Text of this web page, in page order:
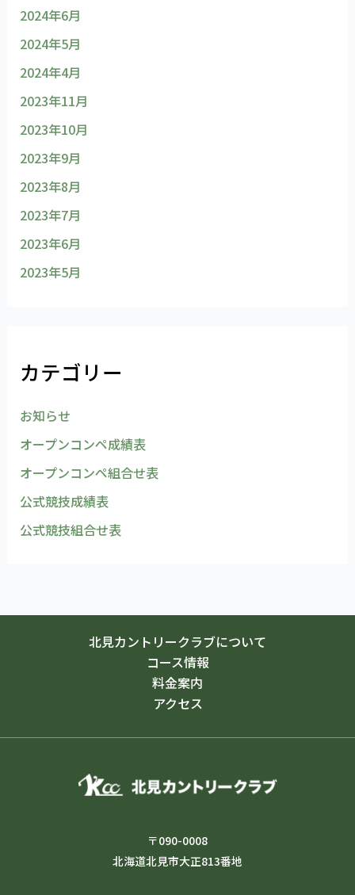
2024年6月
2024年5月
2024年4月
2023年11月
2023年10月
2023年9月
2023年8月
2023年7月
2023年6月
2023年5月
カテゴリー
お知らせ
オープンコンペ成績表
オープンコンペ組合せ表
公式競技成績表
公式競技組合せ表
北見カントリークラブについて
コース情報
料金案内
アクセス
〒090-0008
北海道北見市大正813番地